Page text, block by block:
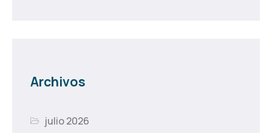
Archivos
julio 2026